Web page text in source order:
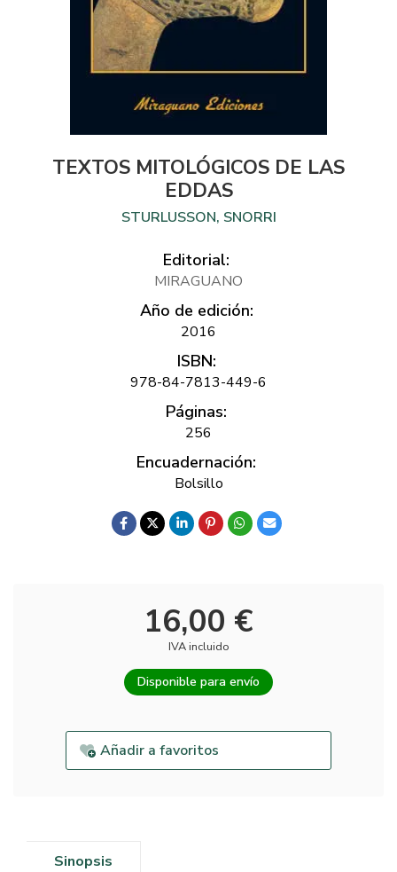
TEXTOS MITOLÓGICOS DE LAS
EDDAS
STURLUSSON, SNORRI
Editorial:
MIRAGUANO
Año de edición:
2016
ISBN:
978-84-7813-449-6
Páginas:
256
Encuadernación:
Bolsillo
16,00 €
IVA incluido
Disponible para envío
Añadir a favoritos
Sinopsis